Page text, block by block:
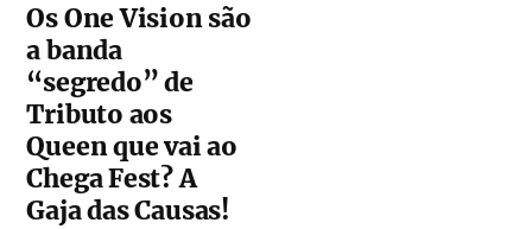
Os One Vision são
a banda
“segredo” de
Tributo aos
Queen que vai ao
Chega Fest? A
Gaja das Causas!